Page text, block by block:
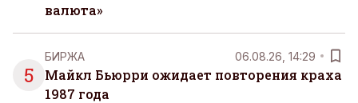
валюта»
5
БИРЖА 06.08.26, 14:29
Майкл Бьюрри ожидает повторения краха
1987 года